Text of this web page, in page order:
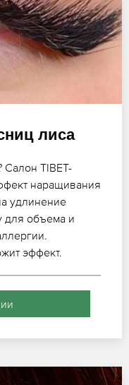
лиса
Салон TIBET-
наращивания
удлинение
для объема и
эффект.